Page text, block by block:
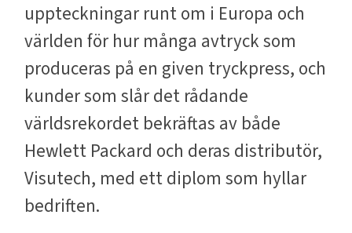
uppteckningar runt om i Europa och
världen för hur många avtryck som
produceras på en given tryckpress, och
kunder som slår det rådande
världsrekordet bekräftas av både
Hewlett Packard och deras distributör,
Visutech, med ett diplom som hyllar
bedriften.